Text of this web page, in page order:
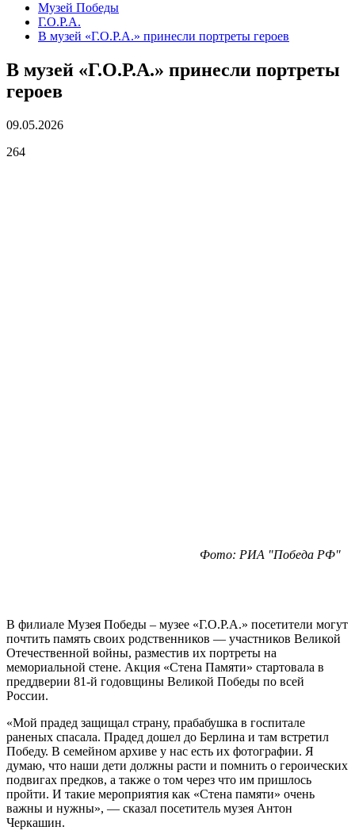
Музей Победы
Г.О.Р.А.
В музей «Г.О.Р.А.» принесли портреты героев
В музей «Г.О.Р.А.» принесли портреты
героев
09.05.2026
264
Фото: РИА "Победа РФ"
В филиале Музея Победы – музее «Г.О.Р.А.» посетители могут
почтить память своих родственников — участников Великой
Отечественной войны, разместив их портреты на
мемориальной стене. Акция «Стена Памяти» стартовала в
преддверии 81-й годовщины Великой Победы по всей
России.
«Мой прадед защищал страну, прабабушка в госпитале
раненых спасала. Прадед дошел до Берлина и там встретил
Победу. В семейном архиве у нас есть их фотографии. Я
думаю, что наши дети должны расти и помнить о героических
подвигах предков, а также о том через что им пришлось
пройти. И такие мероприятия как «Стена памяти» очень
важны и нужны», — сказал посетитель музея Антон
Черкашин.